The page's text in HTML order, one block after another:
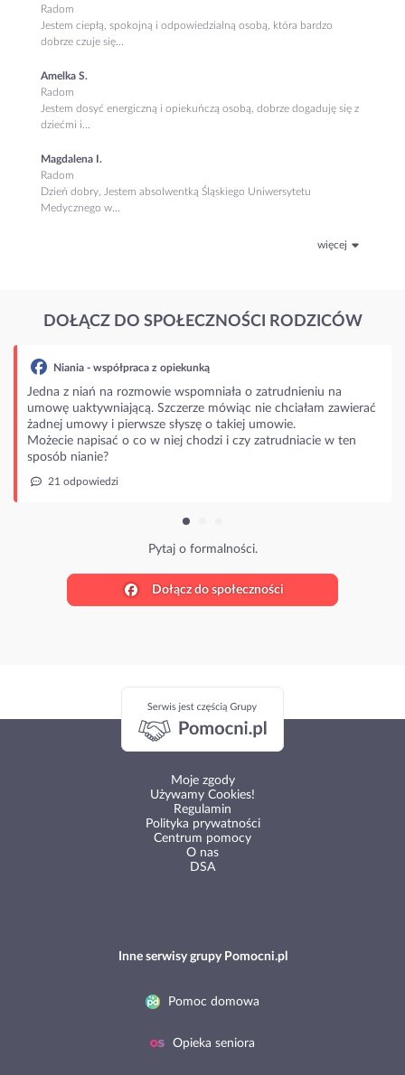
Radom
Jestem ciepłą, spokojną i odpowiedzialną osobą, która bardzo
dobrze czuje się...
Amelka S.
Radom
Jestem dosyć energiczną i opiekuńczą osobą, dobrze dogaduję się z
dziećmi i...
Magdalena I.
Radom
Dzień dobry, Jestem absolwentką Śląskiego Uniwersytetu
Medycznego w...
więcej
DOŁĄCZ DO SPOŁECZNOŚCI RODZICÓW
Niania - współpraca z opiekunką
Jedna z niań na rozmowie wspomniała o zatrudnieniu na
umowę uaktywniającą. Szczerze mówiąc nie chciałam zawierać
żadnej umowy i pierwsze słyszę o takiej umowie.
Możecie napisać o co w niej chodzi i czy zatrudniacie w ten
sposób nianie?
21 odpowiedzi
Pytaj o formalności.
Dołącz do społeczności
Moje zgody
Używamy Cookies!
Regulamin
Polityka prywatności
Centrum pomocy
O nas
DSA
Inne serwisy grupy Pomocni.pl
Pomoc domowa
Opieka seniora